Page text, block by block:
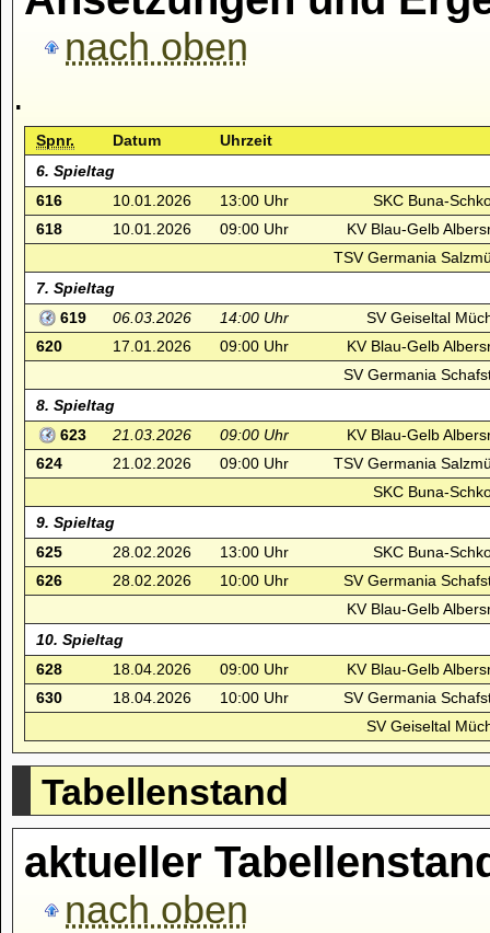
nach oben
.
Spnr. Datum
Uhrzeit
6. Spieltag
616
10.01.2026 13:00 Uhr
SKC Buna-
618
10.01.2026 09:00 Uhr
KV Blau-Gelb
TSV Germania
7. Spieltag
619
06.03.2026 14:00 Uhr
SV Geiseltal
620
17.01.2026 09:00 Uhr
KV Blau-Gelb
SV Germania
8. Spieltag
623
21.03.2026 09:00 Uhr
KV Blau-Gelb
624
21.02.2026 09:00 Uhr
TSV Germania
SKC Buna-
9. Spieltag
625
28.02.2026 13:00 Uhr
SKC Buna-
626
28.02.2026 10:00 Uhr
SV Germania
KV Blau-Gelb
10. Spieltag
628
18.04.2026 09:00 Uhr
KV Blau-Gelb
630
18.04.2026 10:00 Uhr
SV Germania
SV Geiseltal
Tabellenstand
aktueller
nach oben